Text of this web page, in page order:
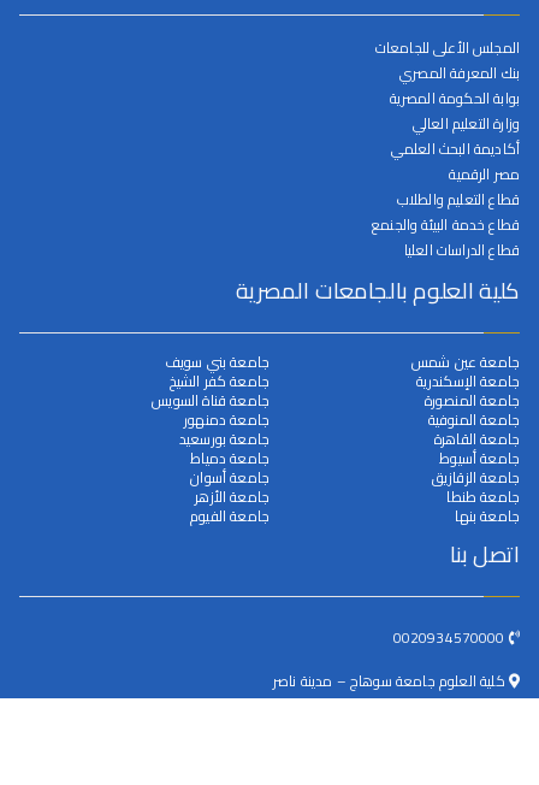
المجلس الأعلى للجامعات
بنك المعرفة المصري
بوابة الحكومة المصرية
وزارة التعليم العالي
أكاديمة البحث العلمي
مصر الرقمية
قطاع التعليم والطلاب
قطاع خدمة البيئة والجنمع
قطاع الدراسات العليا
كلية العلوم بالجامعات المصرية
جامعة عين شمس
جامعة الإسكندرية
جامعة المنصورة
جامعة المنوفية
جامعة القاهرة
جامعة أسيوط
جامعة الزقازيق
جامعة طنطا
جامعة بنها
جامعة بني سويف
جامعة كفر الشيخ
جامعة قناة السويس
جامعة دمنهور
جامعة بورسعيد
جامعة دمياط
جامعة أسوان
جامعة الأزهر
جامعة الفيوم
اتصل بنا
كلية العلوم جامعة سوهاج – مدينة ناصر